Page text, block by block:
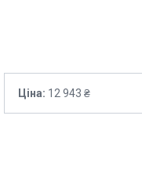
Ціна: 12 943 ₴